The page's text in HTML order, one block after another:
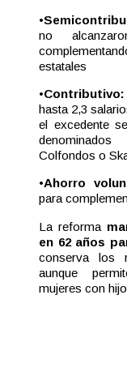
•
no
estatales
•
hasta 2,3
el excedente
Colfondos o
•Ahorro
para
La reforma
en 62 años
conserva los
aunque
mujeres con